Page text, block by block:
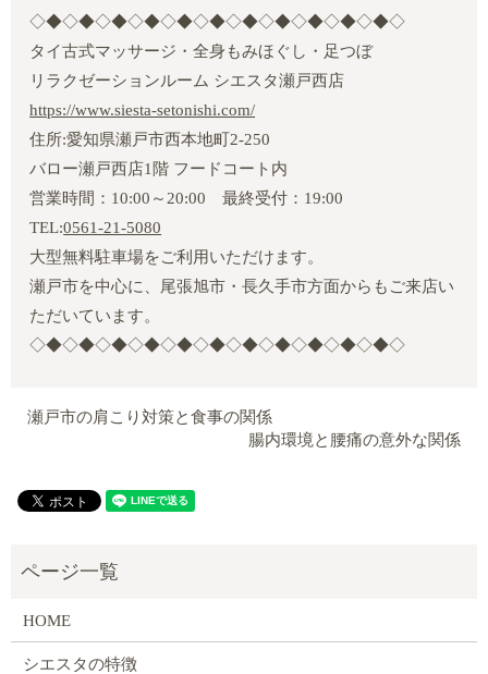
◇◆◇◆◇◆◇◆◇◆◇◆◇◆◇◆◇◆◇◆◇◆◇
タイ古式マッサージ・全身もみほぐし・足つぼ
リラクゼーションルーム シエスタ瀬戸西店
https://www.siesta-setonishi.com/
住所:愛知県瀬戸市西本地町2‐250
バロー瀬戸西店1階 フードコート内
営業時間：10:00～20:00 最終受付：19:00
TEL:0561-21-5080
大型無料駐車場をご利用いただけます。
瀬戸市を中心に、尾張旭市・長久手市方面からもご来店い
ただいています。
◇◆◇◆◇◆◇◆◇◆◇◆◇◆◇◆◇◆◇◆◇◆◇
瀬戸市の肩こり対策と食事の関係
腸内環境と腰痛の意外な関係
HOME
シエスタの特徴